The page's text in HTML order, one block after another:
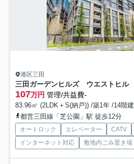
港区三田
三田ガーデンヒルズ ウエストヒル
107万円 管理/共益費-
83.96㎡ (2LDK＋S(納戸)) /築1年 /14階建
都営三田線「芝公園」駅 徒歩12分
オートロック エレベーター CATV
インターネット対応
敷地内ごみ置き場